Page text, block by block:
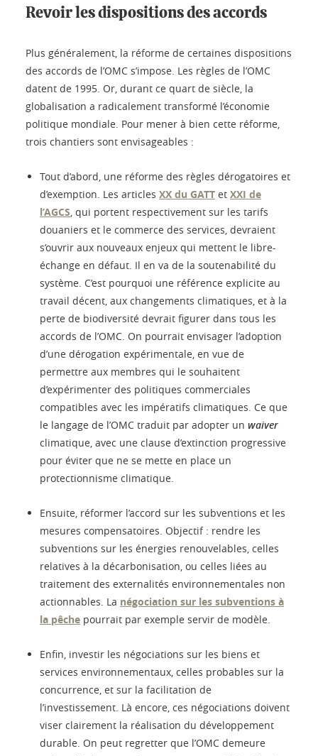
Revoir les dispositions des accords
Plus généralement, la réforme de certaines dispositions
des accords de l’OMC s’impose. Les règles de l’OMC
datent de 1995. Or, durant ce quart de siècle, la
globalisation a radicalement transformé l’économie
politique mondiale. Pour mener à bien cette réforme,
trois chantiers sont envisageables :
Tout d’abord, une réforme des règles dérogatoires et
d’exemption. Les articles XX du GATT et XXI de
l’AGCS, qui portent respectivement sur les tarifs
douaniers et le commerce des services, devraient
s’ouvrir aux nouveaux enjeux qui mettent le libre-
échange en défaut. Il en va de la soutenabilité du
système. C’est pourquoi une référence explicite au
travail décent, aux changements climatiques, et à la
perte de biodiversité devrait figurer dans tous les
accords de l’OMC. On pourrait envisager l’adoption
d’une dérogation expérimentale, en vue de
permettre aux membres qui le souhaitent
d’expérimenter des politiques commerciales
compatibles avec les impératifs climatiques. Ce que
le langage de l’OMC traduit par adopter un waiver
climatique, avec une clause d’extinction progressive
pour éviter que ne se mette en place un
protectionnisme climatique.
Ensuite, réformer l’accord sur les subventions et les
mesures compensatoires. Objectif : rendre les
subventions sur les énergies renouvelables, celles
relatives à la décarbonisation, ou celles liées au
traitement des externalités environnementales non
actionnables. La négociation sur les subventions à
la pêche pourrait par exemple servir de modèle.
Enfin, investir les négociations sur les biens et
services environnementaux, celles probables sur la
concurrence, et sur la facilitation de
l’investissement. Là encore, ces négociations doivent
viser clairement la réalisation du développement
durable. On peut regretter que l’OMC demeure